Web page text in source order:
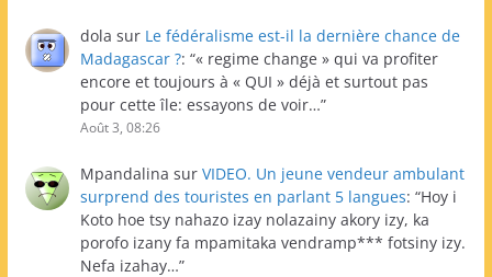
dola sur Le fédéralisme est-il la dernière chance de
Madagascar ?: “« regime change » qui va profiter
encore et toujours à « QUI » déjà et surtout pas
pour cette île: essayons de voir…”
Août 3, 08:26
Mpandalina sur VIDEO. Un jeune vendeur ambulant
surprend des touristes en parlant 5 langues: “Hoy i
Koto hoe tsy nahazo izay nolazainy akory izy, ka
porofo izany fa mpamitaka vendramp*** fotsiny izy.
Nefa izahay…”